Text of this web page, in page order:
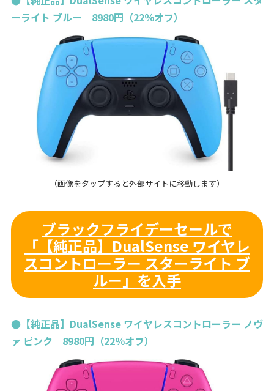
ーライト ブルー 8980円（22％オフ）
（画像をタップすると外部サイトに移動します）
ブラックフライデーセールで
「【純正品】DualSense ワイヤレ
スコントローラー スターライト ブ
ルー」を入手
●【純正品】DualSense ワイヤレスコントローラー ノヴ
ァ ピンク 8980円（22％オフ）